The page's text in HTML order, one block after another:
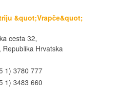
cesta 32,
Hrvatska
1) 3780 777
1) 3483 660